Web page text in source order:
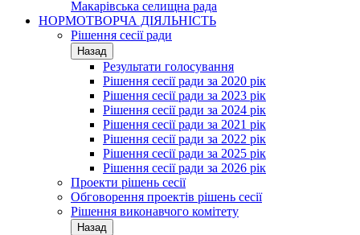
Макарівська селищна рада
НОРМОТВОРЧА ДІЯЛЬНІСТЬ
Рішення сесії ради
Назад
Результати голосування
Рішення сесії ради за 2020 рік
Рішення сесії ради за 2023 рік
Рішення сесії ради за 2024 рік
Рішення сесії ради за 2021 рік
Рішення сесії ради за 2022 рік
Рішення сесії ради за 2025 рік
Рішення сесії ради за 2026 рік
Проекти рішень сесії
Обговорення проектів рішень сесії
Рішення виконавчого комітету
Назад